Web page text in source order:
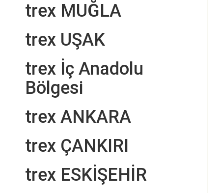
trex MUĞLA
trex UŞAK
trex İç Anadolu
Bölgesi
trex ANKARA
trex ÇANKIRI
trex ESKİŞEHİR